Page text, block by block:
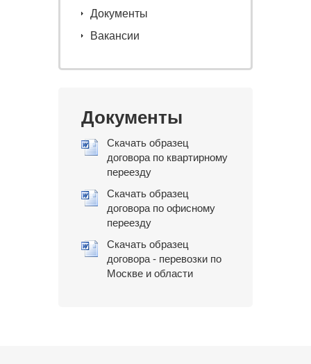
Документы
Вакансии
Документы
Скачать образец
договора по квартирному
переезду
Скачать образец
договора по офисному
переезду
Скачать образец
договора - перевозки по
Москве и области